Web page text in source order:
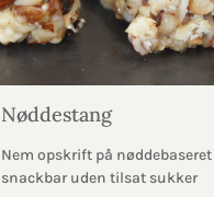
Nøddestang
Nem opskrift på nøddebaseret
snackbar uden tilsat sukker